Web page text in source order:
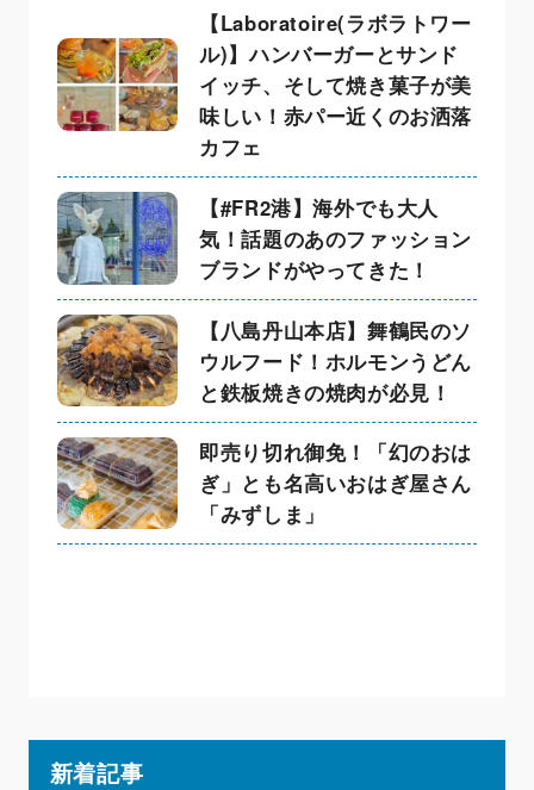
【Laboratoire(ラボラトワー
ル)】ハンバーガーとサンド
イッチ、そして焼き菓子が美
味しい！赤パー近くのお洒落
カフェ
【#FR2港】海外でも大人
気！話題のあのファッション
ブランドがやってきた！
【八島丹山本店】舞鶴民のソ
ウルフード！ホルモンうどん
と鉄板焼きの焼肉が必見！
即売り切れ御免！「幻のおは
ぎ」とも名高いおはぎ屋さん
「みずしま」
新着記事